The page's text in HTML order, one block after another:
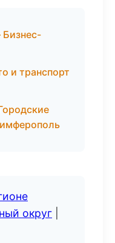
и транспорт
округ